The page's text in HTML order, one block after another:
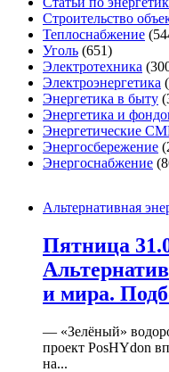
Строительство
Теплоснабжение
Уголь (651)
Электротехника
Электроэнергетика
Энергетика в быту
Энергетика и
Энергетические
Энергосбережение
Энергоснабжение
Альтернативная
Пятница
и мира.
— «Зелёный»
проект PosHYdon
на...